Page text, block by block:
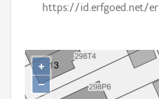
Gebeurtenis
Persoon of collectief
https://id.erfgoed.net/
+
−